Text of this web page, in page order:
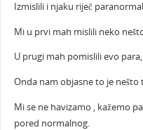
Izmislili i njaku riječ
Mi u prvi mah mislili neko
U prugi mah pomislili evo
Onda nam objasne to je
Mi se ne havizamo , kažemo
pored normalnog.